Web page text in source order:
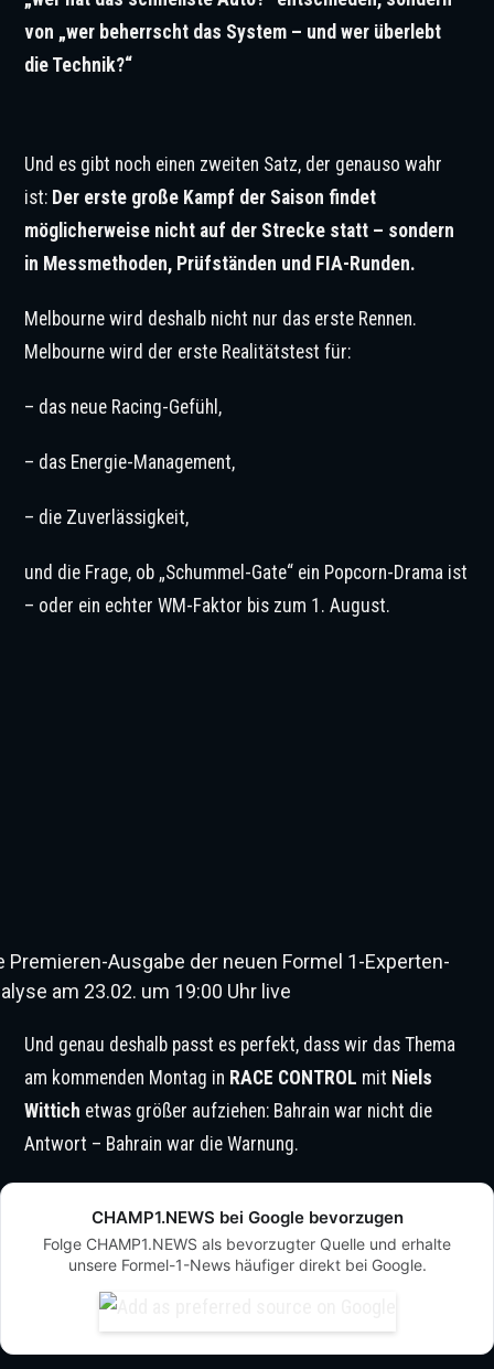
von „wer beherrscht das System – und wer überlebt
die Technik?“
Und es gibt noch einen zweiten Satz, der genauso wahr
ist: Der erste große Kampf der Saison findet
möglicherweise nicht auf der Strecke statt – sondern
in Messmethoden, Prüfständen und FIA-Runden.
Melbourne wird deshalb nicht nur das erste Rennen.
Melbourne wird der erste Realitätstest für:
– das neue Racing-Gefühl,
– das Energie-Management,
– die Zuverlässigkeit,
und die Frage, ob „Schummel-Gate“ ein Popcorn-Drama ist
– oder ein echter WM-Faktor bis zum 1. August.
Premieren-Ausgabe der neuen Formel 1-Experten-
am 23.02. um 19:00 Uhr live
Und genau deshalb passt es perfekt, dass wir das Thema
am kommenden Montag in RACE CONTROL mit Niels
Wittich etwas größer aufziehen: Bahrain war nicht die
Antwort – Bahrain war die Warnung.
CHAMP1.NEWS bei Google bevorzugen
Folge CHAMP1.NEWS als bevorzugter Quelle und erhalte
unsere Formel-1-News häufiger direkt bei Google.